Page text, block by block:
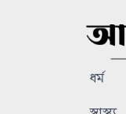
ধর্ম